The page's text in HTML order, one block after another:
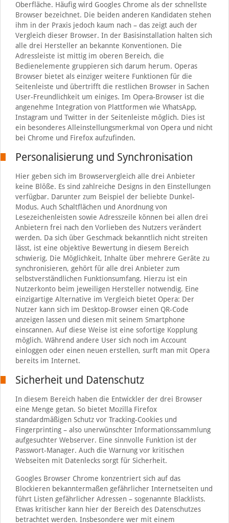
Oberfläche. Häufig wird Googles Chrome als der schnellste
Browser bezeichnet. Die beiden anderen Kandidaten stehen
ihm in der Praxis jedoch kaum nach – das zeigt auch der
Vergleich dieser Browser. In der Basisinstallation halten sich
alle drei Hersteller an bekannte Konventionen. Die
Adressleiste ist mittig im oberen Bereich, die
Bedienelemente gruppieren sich darum herum. Operas
Browser bietet als einziger weitere Funktionen für die
Seitenleiste und übertrifft die restlichen Browser in Sachen
User-Freundlichkeit um einiges. Im Opera-Browser ist die
angenehme Integration von Plattformen wie WhatsApp,
Instagram und Twitter in der Seitenleiste möglich. Dies ist
ein besonderes Alleinstellungsmerkmal von Opera und nicht
bei Chrome und Firefox aufzufinden.
Personalisierung und Synchronisation
Hier geben sich im Browservergleich alle drei Anbieter
keine Blöße. Es sind zahlreiche Designs in den Einstellungen
verfügbar. Darunter zum Beispiel der beliebte Dunkel-
Modus. Auch Schaltflächen und Anordnung von
Lesezeichenleisten sowie Adresszeile können bei allen drei
Anbietern frei nach den Vorlieben des Nutzers verändert
werden. Da sich über Geschmack bekanntlich nicht streiten
lässt, ist eine objektive Bewertung in diesem Bereich
schwierig. Die Möglichkeit, Inhalte über mehrere Geräte zu
synchronisieren, gehört für alle drei Anbieter zum
selbstverständlichen Funktionsumfang. Hierzu ist ein
Nutzerkonto beim jeweiligen Hersteller notwendig. Eine
einzigartige Alternative im Vergleich bietet Opera: Der
Nutzer kann sich im Desktop-Browser einen QR-Code
anzeigen lassen und diesen mit seinem Smartphone
einscannen. Auf diese Weise ist eine sofortige Kopplung
möglich. Während andere User sich noch im Account
einloggen oder einen neuen erstellen, surft man mit Opera
bereits im Internet.
Sicherheit und Datenschutz
In diesem Bereich haben die Entwickler der drei Browser
eine Menge getan. So bietet Mozilla Firefox
standardmäßigen Schutz vor Tracking-Cookies und
Fingerprinting – also unerwünschter Informationssammlung
aufgesuchter Webserver. Eine sinnvolle Funktion ist der
Passwort-Manager. Auch die Warnung vor kritischen
Webseiten mit Datenlecks sorgt für Sicherheit.
Googles Browser Chrome konzentriert sich auf das
Blockieren bekanntermaßen gefährlicher Internetseiten und
führt Listen gefährlicher Adressen – sogenannte Blacklists.
Etwas kritischer kann hier der Bereich des Datenschutzes
betrachtet werden. Insbesondere wer mit einem